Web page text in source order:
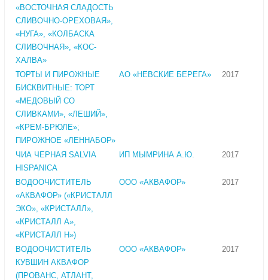
«ВОСТОЧНАЯ СЛАДОСТЬ
СЛИВОЧНО-ОРЕХОВАЯ»,
«НУГА», «КОЛБАСКА
СЛИВОЧНАЯ», «КОС-
ХАЛВА»
ТОРТЫ И ПИРОЖНЫЕ
БИСКВИТНЫЕ: ТОРТ
«МЕДОВЫЙ СО
СЛИВКАМИ», «ЛЕШИЙ»,
«КРЕМ-БРЮЛЕ»;
ПИРОЖНОЕ «ЛЕННАБОР»
АО «НЕВСКИЕ БЕРЕГА» 2017
ЧИА ЧЕРНАЯ SALVIA
HISPANICA
ИП МЫМРИНА А.Ю. 2017
ВОДООЧИСТИТЕЛЬ
«АКВАФОР» («КРИСТАЛЛ
ЭКО», «КРИСТАЛЛ»,
«КРИСТАЛЛ A»,
«КРИСТАЛЛ H»)
ООО «АКВАФОР» 2017
ВОДООЧИСТИТЕЛЬ
КУВШИН АКВАФОР
(ПРОВАНС, АТЛАНТ,
ООО «АКВАФОР» 2017